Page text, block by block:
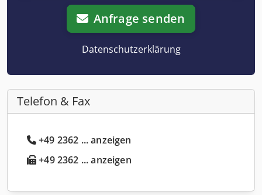
Anfrage senden
Datenschutzerklärung
Telefon & Fax
+49 2362 ... anzeigen
+49 2362 ... anzeigen